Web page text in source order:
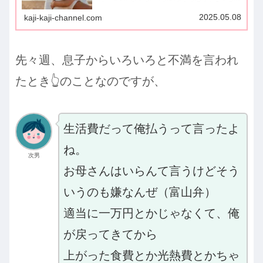
て聞き返されてばっかり...
kaji-kaji-channel.com 2025.05.08
先々週、息子からいろいろと不満を言われ
たとき👆️のことなのですが、
次男
生活費だって俺払うって言ったよ
ね。
お母さんはいらんて言うけどそう
いうのも嫌なんぜ（富山弁）
適当に一万円とかじゃなくて、俺
が戻ってきてから
上がった食費とか光熱費とかちゃ